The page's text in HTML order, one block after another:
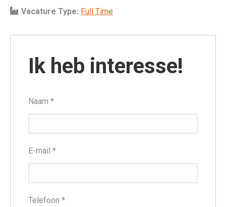
Vacature Type: Full Time
Ik heb interesse!
Naam *
E-mail *
Telefoon *